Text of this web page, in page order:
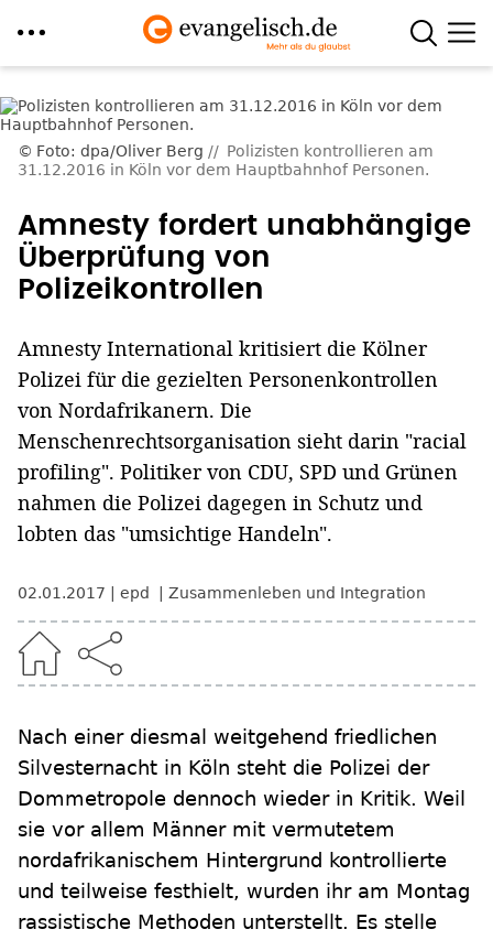
zum
InhaltFoto: dpa/Oliver Berg
Polizisten kontrollieren am
31.12.2016 in Köln vor dem Hauptbahnhof Personen.
Amnesty fordert unabhängige
Überprüfung von
Polizeikontrollen
Amnesty International kritisiert die Kölner
Polizei für die gezielten Personenkontrollen
von Nordafrikanern. Die
Menschenrechtsorganisation sieht darin "racial
profiling". Politiker von CDU, SPD und Grünen
nahmen die Polizei dagegen in Schutz und
lobten das "umsichtige Handeln".
02.01.2017 epd Zusammenleben und Integration
Nach einer diesmal weitgehend friedlichen
Silvesternacht in Köln steht die Polizei der
Dommetropole dennoch wieder in Kritik. Weil
sie vor allem Männer mit vermutetem
nordafrikanischem Hintergrund kontrollierte
und teilweise festhielt, wurden ihr am Montag
rassistische Methoden unterstellt. Es stelle